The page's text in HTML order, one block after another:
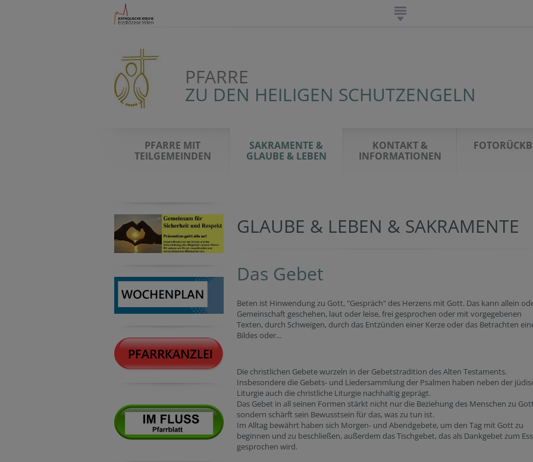
PFARRE
ZU DEN HEILIGEN SCHUTZENGELN
PFARRE MIT
TEILGEMEINDEN
SAKRAMENTE &
GLAUBE & LEBEN
KONTAKT &
INFORMATIONEN
GLAUBE & LEBEN & SAKRAMENTE
Das Gebet
Beten ist Hinwendung zu Gott, "Gespräch" des Herzens mit Gott. Das kann allein
Gemeinschaft geschehen, laut oder leise, frei gesprochen oder mit vorgegebenen
Texten, durch Schweigen, durch das Entzünden einer Kerze oder das Betrachten
Bildes oder...
Die christlichen Gebete wurzeln in der Gebetstradition des Alten Testaments.
Insbesondere die Gebets- und Liedersammlung der Psalmen haben neben der
Liturgie auch die christliche Liturgie nachhaltig geprägt.
Das Gebet in all seinen Formen stärkt nicht nur die Beziehung des Menschen zu
sondern schärft sein Bewusstsein für das, was zu tun ist.
Im Alltag bewährt haben sich Morgen- und Abendgebete, um den Tag mit Gott zu
beginnen und zu beschließen, außerdem das Tischgebet, das als Dankgebet zum
gesprochen wird.